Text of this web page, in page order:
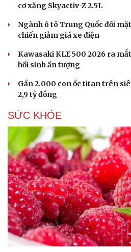
cơ xăng Skyactiv-Z 2.5L
Ngành ô tô Trung Quốc đối
chiến giảm giá xe điện
Kawasaki KLE 500 2026 ra
hồi sinh ấn tượng
Gần 2.000 con ốc titan trên
2,9 tỷ đồng
SỨC KHỎE